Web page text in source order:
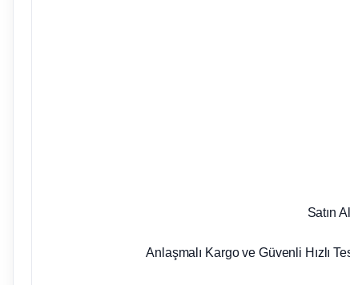
Satın
Anlaşmalı Kargo ve Güvenli Hızlı